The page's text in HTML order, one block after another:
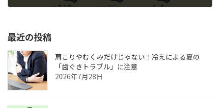
最近の投稿
肩こりやむくみだけじゃない！冷えによる夏の
「歯ぐきトラブル」に注意
2026年7月28日